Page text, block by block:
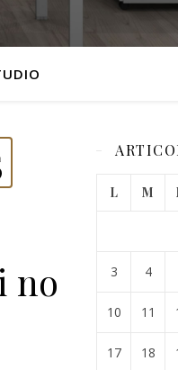
no
L M
3 4
10 11
17 18